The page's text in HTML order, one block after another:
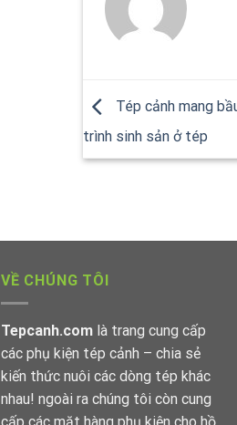
Tép cảnh mang
trình sinh sản ở tép
VỀ CHÚNG TÔI
Tepcanh.com là trang cung cấp
các phụ kiện tép cảnh – chia sẻ
kiến thức nuôi các dòng tép khác
nhau! ngoài ra chúng tôi còn cung